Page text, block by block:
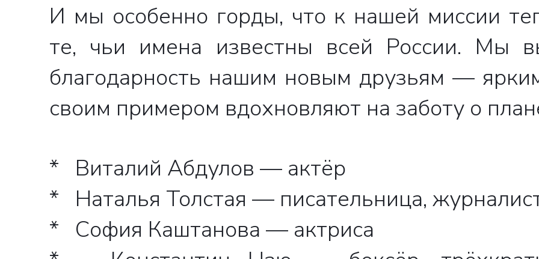
И мы особенно горды, что к нашей миссии
те, чьи имена известны всей России. Мы
благодарность нашим новым друзьям —
своим примером вдохновляют на заботу о
* Виталий Абдулов — актёр
* Наталья Толстая — писательница,
* София Каштанова — актриса